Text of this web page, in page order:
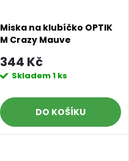
Miska na klubíčko OPTIK
M Crazy Mauve
344 Kč
Skladem1 ks
DO KOŠÍKU